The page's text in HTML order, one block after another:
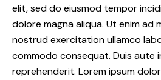
elit, sed do eiusmod tempor
dolore magna aliqua. Ut enim ad
nostrud exercitation ullamco
commodo consequat. Duis aute
reprehenderit. Lorem ipsum